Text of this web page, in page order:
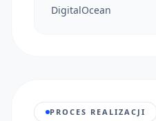
DigitalOcean
PROCES REALIZACJI